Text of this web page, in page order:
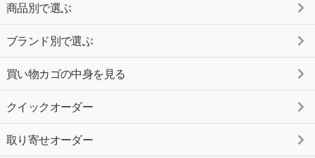
商品別で選ぶ
ブランド別で選ぶ
買い物カゴの中身を見る
クイックオーダー
取り寄せオーダー